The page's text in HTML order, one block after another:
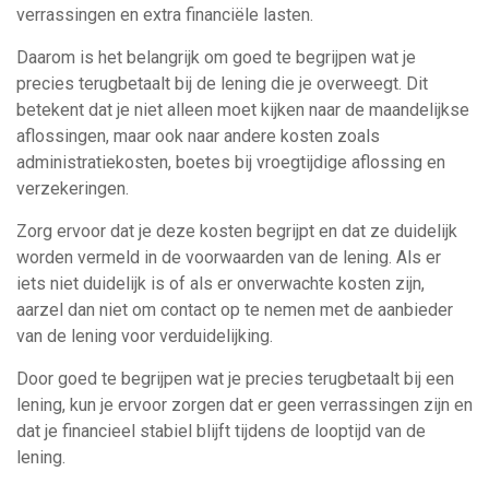
verrassingen en extra financiële lasten.
Daarom is het belangrijk om goed te begrijpen wat je
precies terugbetaalt bij de lening die je overweegt. Dit
betekent dat je niet alleen moet kijken naar de maandelijkse
aflossingen, maar ook naar andere kosten zoals
administratiekosten, boetes bij vroegtijdige aflossing en
verzekeringen.
Zorg ervoor dat je deze kosten begrijpt en dat ze duidelijk
worden vermeld in de voorwaarden van de lening. Als er
iets niet duidelijk is of als er onverwachte kosten zijn,
aarzel dan niet om contact op te nemen met de aanbieder
van de lening voor verduidelijking.
Door goed te begrijpen wat je precies terugbetaalt bij een
lening, kun je ervoor zorgen dat er geen verrassingen zijn en
dat je financieel stabiel blijft tijdens de looptijd van de
lening.